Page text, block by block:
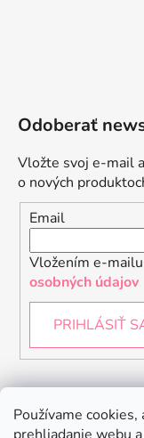
Používame
Odoberať
Vložte svoj e-mail
o nových
Email
Vložením e-
osobných údajov
PRIHLÁSIŤ
Instagram